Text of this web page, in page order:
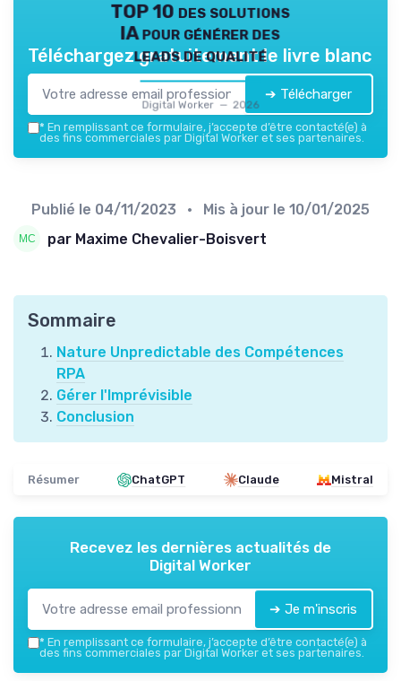
TOP 10 des solutions
IA pour générer des
leads de qualité
Digital Worker — 2026
Téléchargez gratuitement le livre blanc
➔ Télécharger
* En remplissant ce formulaire, j’accepte d’être contacté(e) à
des fins commerciales par Digital Worker et ses partenaires.
Publié le 04/11/2023 • Mis à jour le 10/01/2025
par Maxime Chevalier-Boisvert
Sommaire
Nature Unpredictable des Compétences
RPA
Gérer l'Imprévisible
Conclusion
Résumer ChatGPT Claude Mistral
Recevez les dernières actualités de
Digital Worker
➔ Je m'inscris
* En remplissant ce formulaire, j’accepte d’être contacté(e) à
des fins commerciales par Digital Worker et ses partenaires.